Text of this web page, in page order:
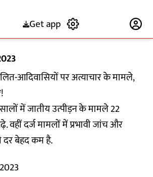
Get app
आदिवासियों पर अत्याचार के मामले,
में जातीय उत्पीड़न के मामले 22
वहीं दर्ज मामलों में प्रभावी जांच और
दर बेहद कम है.